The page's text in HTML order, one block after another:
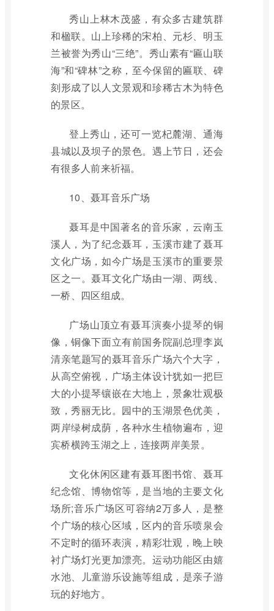
秀山上林木茂盛，有众多古建筑群
和楹联。山上珍稀的宋柏、元杉、明玉
兰被誉为秀山“三绝”。秀山素有“匾山联
海”和“碑林”之称，至今保留的匾联、碑
刻形成了以人文景观和珍稀古木为特色
的景区。
登上秀山，还可一览杞麓湖、通海
县城以及坝子的景色。遇上节日，还会
有很多人前来祈福。
10、聂耳音乐广场
聂耳是中国著名的音乐家，云南玉
溪人，为了纪念聂耳，玉溪市建了聂耳
文化广场，如今广场是玉溪市的重要景
区之一。聂耳文化广场由一湖、两线、
一桥、四区组成。
广场山顶立有聂耳演奏小提琴的铜
像，铜像下面立有前国务院副总理李岚
清亲笔题写的聂耳音乐广场六个大字，
从高空俯视，广场主体设计犹如一把巨
大的小提琴镶嵌在大地上，景象壮观极
致，秀丽无比。园中的玉湖景色优美，
两岸绿树成荫，各种水生植物遍布，迎
宾桥横跨玉湖之上，连接两岸美景。
文化休闲区建有聂耳图书馆、聂耳
纪念馆、博物馆等，是当地的主要文化
场所;音乐广场区可容纳2万多人，是整
个广场的核心区域，区内的音乐喷泉会
不定时的循环表演，精彩壮观，晚上映
衬广场灯光更加漂亮。运动功能区由嬉
水池、儿童游乐设施等组成，是亲子游
玩的好地方。